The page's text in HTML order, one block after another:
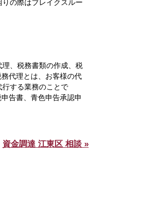
の際はブレイクスルー
、税務書類の作成、税
代理とは、お客様の代
する業務のことで
告書、青色申告承認申
資金調達 江東区 相談 »